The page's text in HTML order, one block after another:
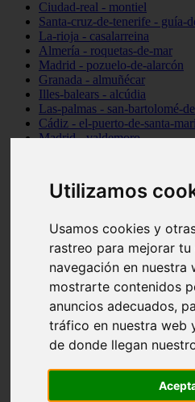
Utilizamos
Usamos cookies y
rastreo para mejorar
navegación en nuestra
mostrarte contenidos
anuncios adecuados,
tráfico en nuestra web
de donde llegan
Ciudad-real - montiel
Santa-cruz-de-tenerife - guía-
La-rioja - casalarreina
Almería - roquetas-de-mar
Madrid - pozuelo-de-alarcón
Granada - almuñécar
Illes-balears - alcúdia
Las-palmas - san-bartolomé-
Cádiz - el-puerto-de-santa-
Madrid - valdemoro
Cantabria - suances
Sevilla - bormujos
Málaga - júzcar
Huesca - alquézar
Huesca - castejón-de-sos
Lleida - alt-àneu
Córdoba - almedinilla
Navarra - zangoza
Cantabria - arenas-de-iguña
Barcelona - la-pobla-de-lillet
Murcia - cartagena
Madrid - nuevo-baztán